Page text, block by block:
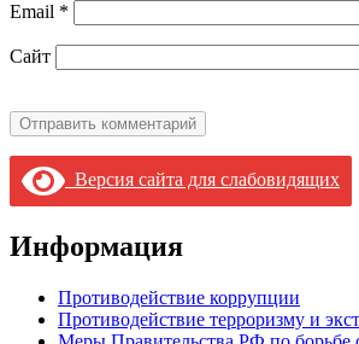
Email *
Сайт
Версия сайта для слабовидящих
Информация
Противодействие коррупции
Противодействие терроризму и